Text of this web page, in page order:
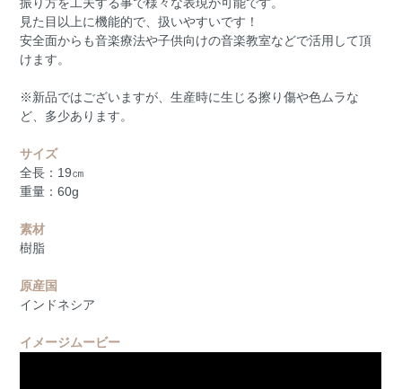
振り方を工夫する事で様々な表現が可能です。
見た目以上に機能的で、扱いやすいです！
安全面からも音楽療法や子供向けの音楽教室などで活用して頂
けます。
※新品ではございますが、生産時に生じる擦り傷や色ムラな
ど、多少あります。
サイズ
全長：19㎝
重量：60g
素材
樹脂
原産国
インドネシア
イメージムービー